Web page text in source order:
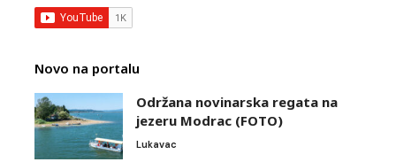
Novo na portalu
Održana novinarska regata na
jezeru Modrac (FOTO)
Lukavac